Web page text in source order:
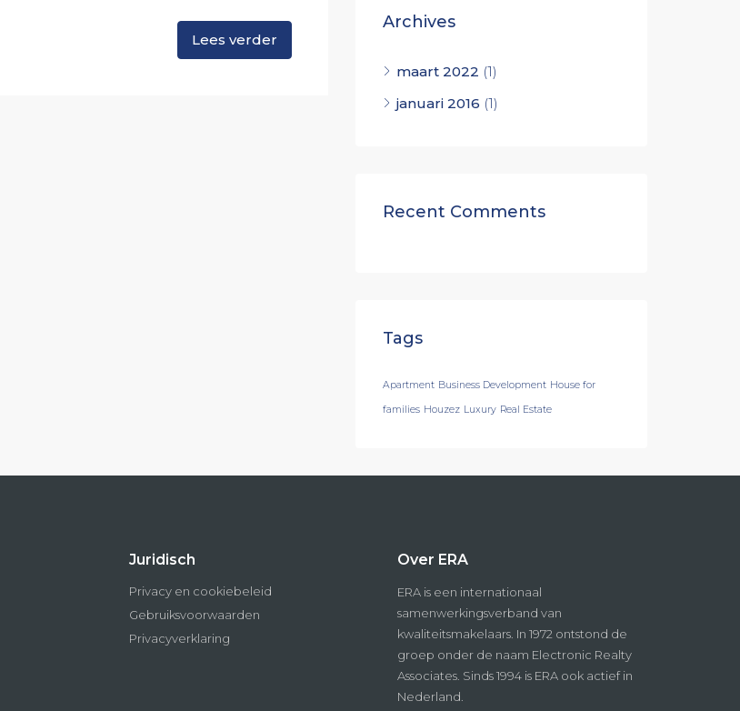
Lees verder
Archives
maart 2022 (1)
januari 2016 (1)
Recent Comments
Tags
Apartment Business Development House for
families Houzez Luxury Real Estate
Juridisch
Privacy en cookiebeleid
Gebruiksvoorwaarden
Privacyverklaring
Over ERA
ERA is een internationaal
samenwerkingsverband van
kwaliteitsmakelaars. In 1972 ontstond de
groep onder de naam Electronic Realty
Associates. Sinds 1994 is ERA ook actief in
Nederland.